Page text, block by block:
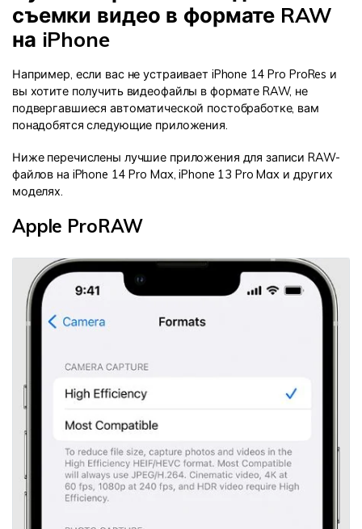
съемки видео в формате RAW
на iPhone
Например, если вас не устраивает iPhone 14 Pro ProRes и
вы хотите получить видеофайлы в формате RAW, не
подвергавшиеся автоматической постобработке, вам
понадобятся следующие приложения.
Ниже перечислены лучшие приложения для записи RAW-
файлов на iPhone 14 Pro Max, iPhone 13 Pro Max и других
моделях.
Apple ProRAW